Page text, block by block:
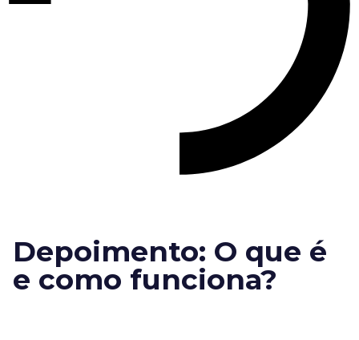
Depoimento: O que é
e como funciona?